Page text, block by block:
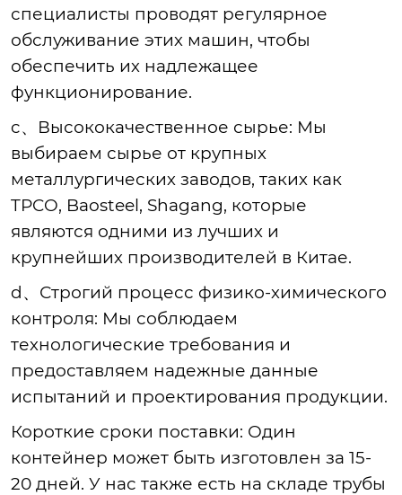
специалисты проводят регулярное
обслуживание этих машин, чтобы
обеспечить их надлежащее
функционирование.
c、Высококачественное сырье: Мы
выбираем сырье от крупных
металлургических заводов, таких как
TPCO, Baosteel, Shagang, которые
являются одними из лучших и
крупнейших производителей в Китае.
d、Строгий процесс физико-химического
контроля: Мы соблюдаем
технологические требования и
предоставляем надежные данные
испытаний и проектирования продукции.
Короткие сроки поставки: Один
контейнер может быть изготовлен за 15-
20 дней. У нас также есть на складе трубы